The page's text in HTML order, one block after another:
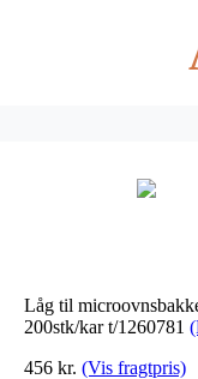
Låg til
200stk/kar t/1260781
456 kr. (Vis fragtpris)